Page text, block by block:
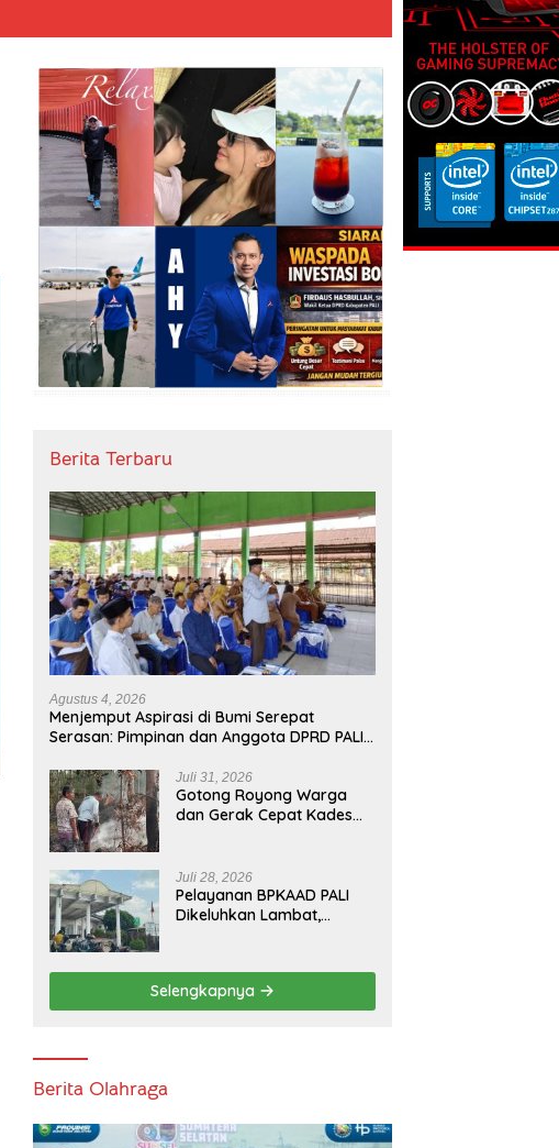
Berita Terbaru
Agustus 4, 2026
Menjemput Aspirasi di Bumi Serepat
Serasan: Pimpinan dan Anggota DPRD PALI
Abab Melalui Reses Ke-2 Tahun 2026
Juli 31, 2026
Gotong Royong Warga
dan Gerak Cepat Kades
Selatan
Juli 28, 2026
Pelayanan BPKAAD PALI
Dikeluhkan Lambat,
Selengkapnya
Berita Olahraga